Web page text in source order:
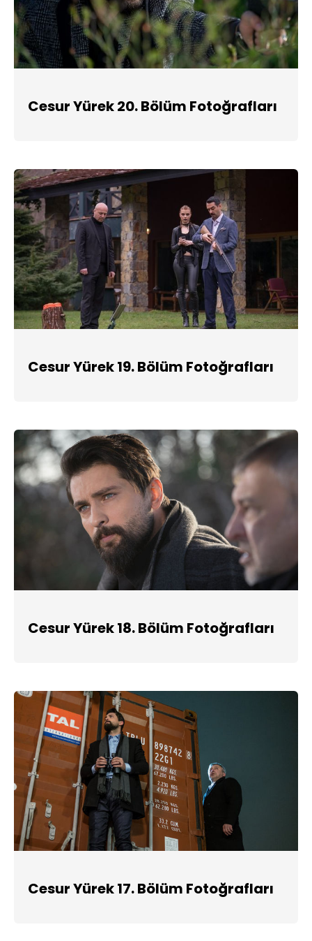
Cesur Yürek 20. Bölüm Fotoğrafları
Cesur Yürek 19. Bölüm Fotoğrafları
Cesur Yürek 18. Bölüm Fotoğrafları
Cesur Yürek 17. Bölüm Fotoğrafları